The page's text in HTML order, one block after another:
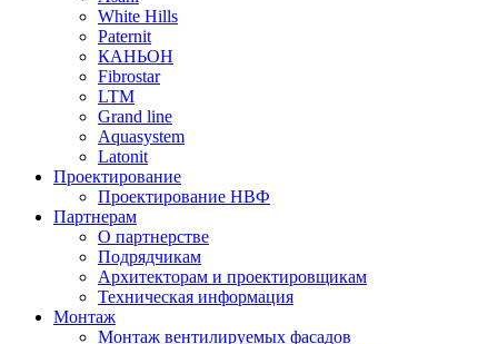
White Hills
Paternit
КАНЬОН
Fibrostar
LTM
Grand line
Aquasystem
Latonit
Проектирование
Проектирование НВФ
Партнерам
О партнерстве
Подрядчикам
Архитекторам и проектировщикам
Техническая информация
Монтаж
Монтаж вентилируемых фасадов